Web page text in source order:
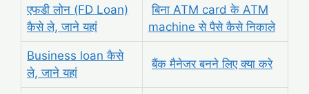
एफडी लोन (FD Loan)
कैसे ले, जाने यहां
बिना ATM card के ATM
machine से पैसे कैसे निकाले
Business loan कैसे
ले, जाने यहां
बैंक मैनेजर बनने लिए क्या करे